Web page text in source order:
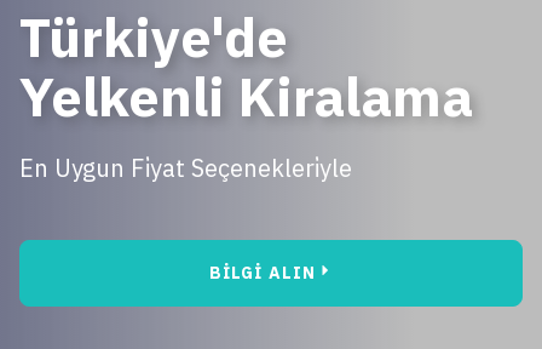
Türkiye'de
Yelkenli Kiralama
En Uygun Fi̇yat Seçenekleri̇yle
BILGI ALIN